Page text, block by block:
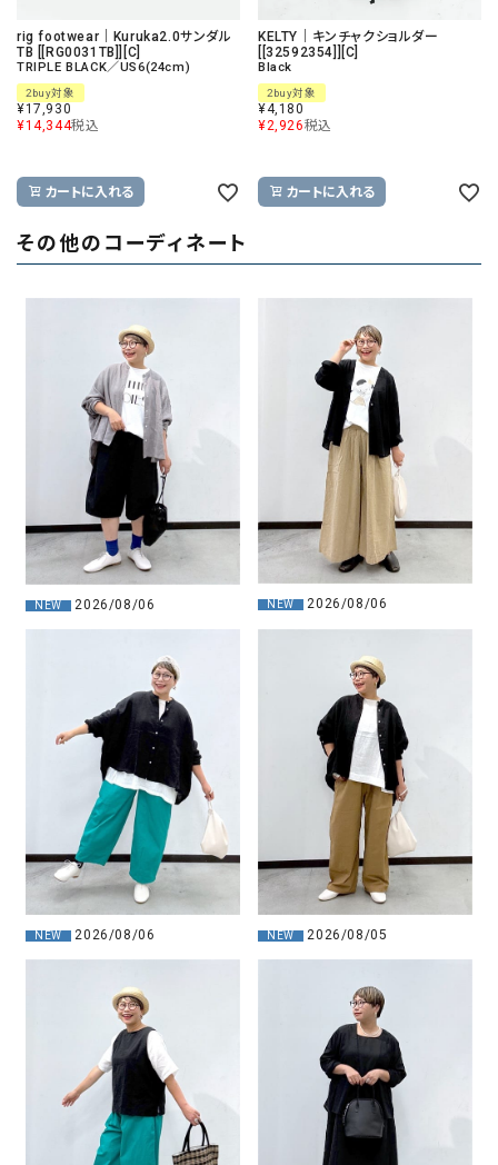
rig footwear｜Kuruka2.0サンダル
TB [[RG0031TB]][C]
TRIPLE BLACK／US6(24cm)
2buy対象
¥17,930
¥14,344税込
カートに入れる
KELTY｜キンチャクショルダー
[[32592354]][C]
Black
2buy対象
¥4,180
¥2,926税込
カートに入れる
その他のコーディネート
NEW 2026/08/06 NEW 2026/08/06
NEW 2026/08/06 NEW 2026/08/05